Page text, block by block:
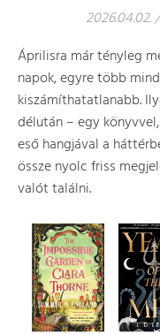
2026.04.02./
Áprilisra már tényleg
napok, egyre több
kiszámíthatatlanabb.
délután – egy
eső hangjával a
össze nyolc friss
valót találni.